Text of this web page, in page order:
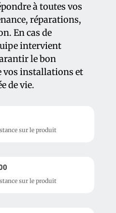
à toutes vos
réparations,
En cas de
intervient
le bon
vos installations et
de vie.
sur le produit
sur le produit